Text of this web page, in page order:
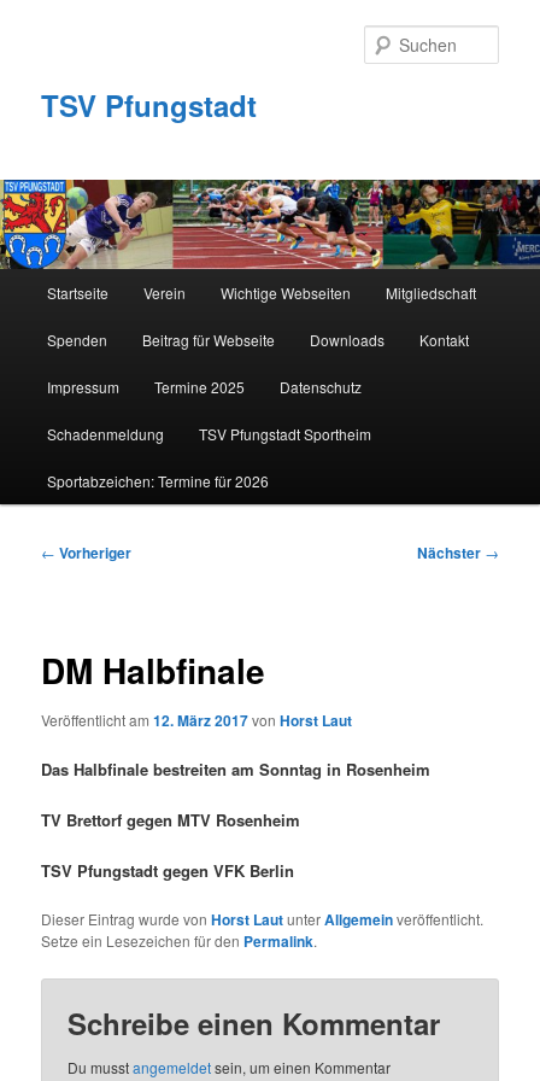
TSV Pfungstadt
Startseite Verein Wichtige Webseiten Mitgliedschaft
Spenden Beitrag für Webseite Downloads Kontakt
Impressum Termine 2025 Datenschutz
Schadenmeldung TSV Pfungstadt Sportheim
Sportabzeichen: Termine für 2026
Beitragsnavigation
← Vorheriger Nächster →
DM Halbfinale
Veröffentlicht am12. März 2017vonHorst Laut
Das Halbfinale bestreiten am Sonntag in Rosenheim
TV Brettorf gegen MTV Rosenheim
TSV Pfungstadt gegen VFK Berlin
Dieser Eintrag wurde vonHorst LautunterAllgemeinveröffentlicht.
Setze ein Lesezeichen für den Permalink.
Schreibe einen Kommentar
Du musstangemeldetsein, um einen Kommentar